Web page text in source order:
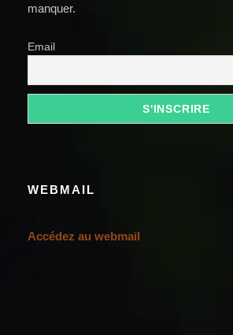
manquer.
Email
WEBMAIL
Accédez au webmail